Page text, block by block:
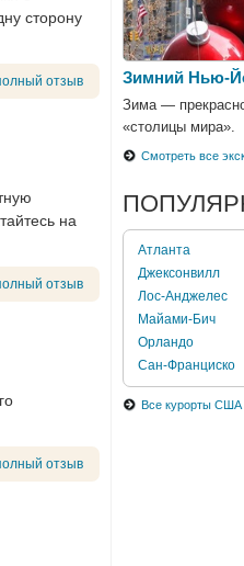
сторону
отзыв
на
отзыв
отзыв
Зимний Нью-
Зима —
«столицы мира».
Смотреть все
Атланта
Джексонвилл
Лос-Анджелес
Майами-Бич
Орландо
Сан-Франциско
Все курорты США